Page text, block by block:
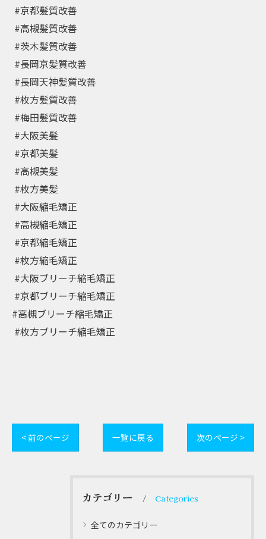
⁡ #京都髪質改善⁡
⁡ #高槻髪質改善⁡
⁡ #茨木髪質改善⁡
⁡ #長岡京髪質改善⁡
⁡ #長岡天神髪質改善⁡
⁡ #枚方髪質改善⁡
⁡ #梅田髪質改善⁡
⁡ #大阪美髪⁡
⁡ #京都美髪⁡
⁡ #高槻美髪⁡⁡
⁡ #枚方美髪
⁡ #大阪縮毛矯正⁡⁡
⁡ #高槻縮毛矯正
⁡ #京都縮毛矯正⁡⁡
⁡ #枚方縮毛矯正⁡
⁡ #大阪ブリーチ縮毛矯正⁡
⁡ #京都ブリーチ縮毛矯正⁡
#⁡高槻ブリーチ縮毛矯正⁡
⁡ #枚方ブリーチ縮毛矯正
< 前のページ 一覧に戻る 次のページ >
カテゴリー Categories
全てのカテゴリー